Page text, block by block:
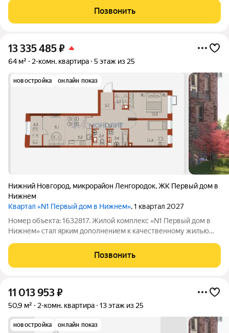
районе с развитой инфраструктурой: в шаговой доступности
магазины, детские сады, школа 107 и
Позвонить
13 335 485₽
64 м² 2-комн. квартира 5 этаж из 25
новостройка онлайн показ
Нижний Новгород, микрорайон Ленгородок,ЖК Первый дом в
Нижнем
Квартал «N1 Первый дом в Нижнем», 1 квартал 2027
Номер объекта: 1632817. Жилой комплекс «N1 Первый дом в
Нижнем» стал ярким дополнением к качественному жилью
районе в границах улиц Октябрьской Революции, Григорьева,
Вольская, Витебская.
Позвонить
11 013 953₽
50,9 м² 2-комн. квартира 13 этаж из 25
новостройка онлайн показ